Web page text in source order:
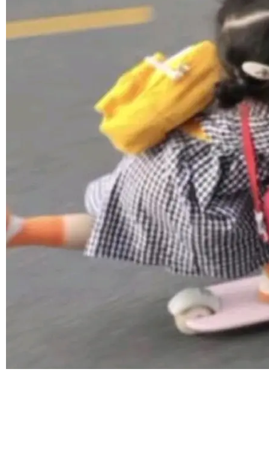
Harness 负责把能力落到真实环境中——调用工
具、读写文件、管理上下文、处理错误、完成闭
环。崔添翼招人的标...
理解、推理、生成与编辑，还仅以 8B-MoT 的轻
量大小，将能力推进到4K、更精细的真实质感、
更复杂的视觉控制和可持续迭代编辑。 相比 U
1，U1.5-Lite-Preview 在以下方向上带来了显著
提升： 原生支持4K图像生成； 更精细的局部纹
理、细节与真实世界质感； 更准确的中英文文字
生成与复杂版式组织； 更稳定的图...
©OSCHINA(OSChina.NET) 京ICP备2025119063号